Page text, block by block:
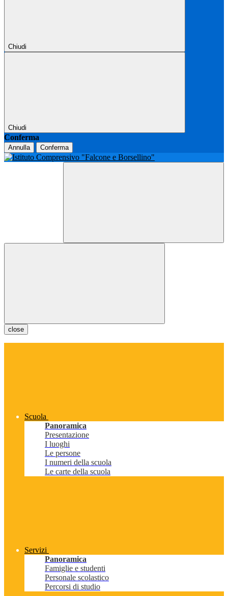
Chiudi
Chiudi
Conferma
Annulla Conferma
close
Scuola
Panoramica
Presentazione
I luoghi
Le persone
I numeri della scuola
Le carte della scuola
Servizi
Panoramica
Famiglie e studenti
Personale scolastico
Percorsi di studio